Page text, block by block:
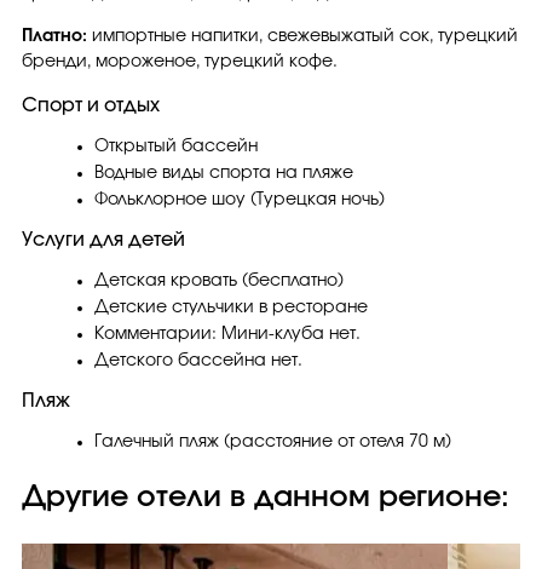
Платно: импортные напитки, свежевыжатый сок, турецкий
бренди, мороженое, турецкий кофе.
Спорт и отдых
Открытый бассейн
Водные виды спорта на пляже
Фольклорное шоу (Турецкая ночь)
Услуги для детей
Детская кровать (бесплатно)
Детские стульчики в ресторане
Комментарии: Мини-клуба нет.
Детского бассейна нет.
Пляж
Галечный пляж (расстояние от отеля 70 м)
Другие отели в данном регионе: